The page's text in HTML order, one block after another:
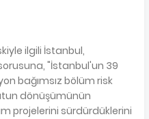
ilgili İstanbul,
"İstanbul'un 39
bağımsız bölüm risk
dönüşümünün
projelerini sürdürdüklerini